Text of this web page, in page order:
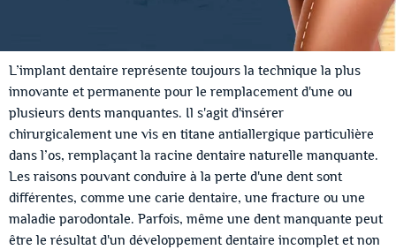
L’implant dentaire représente toujours la technique la plus
innovante et permanente pour le remplacement d'une ou
plusieurs dents manquantes. Il s'agit d'insérer
chirurgicalement une vis en titane antiallergique particulière
dans l’os, remplaçant la racine dentaire naturelle manquante.
Les raisons pouvant conduire à la perte d'une dent sont
différentes, comme une carie dentaire, une fracture ou une
maladie parodontale. Parfois, même une dent manquante peut
être le résultat d'un développement dentaire incomplet et non